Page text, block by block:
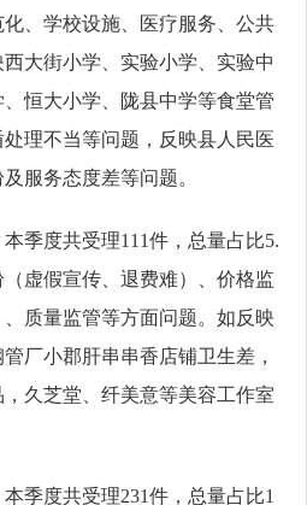
、‌学校设施、‌医疗服务、‌公共
大街小学、实验小学、实验中
恒大小学、陇县中学等食堂管
理不当等问题，反映县人民医
服务态度差等问题。
本季度共受理111件，总量占比5.
虚假宣传、退费难）、‌价格监
质量监管等方面问题。如反映
厂小郡肝串串香店铺卫生差，
久芝堂、纤美意等美容工作室
本季度共受理231件，总量占比1